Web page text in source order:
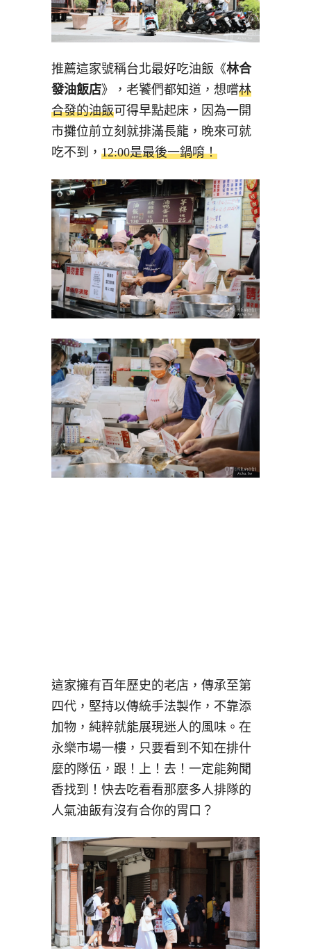
推薦這家號稱台北最好吃油飯《林合
發油飯店》，老饕們都知道，想嚐林
合發的油飯可得早點起床，因為一開
市攤位前立刻就排滿長龍，晚來可就
吃不到， 12:00是最後一鍋唷！
這家擁有百年歷史的老店，傳承至第
四代，堅持以傳統手法製作，不靠添
加物，純粹就能展現迷人的風味。在
永樂市場一樓，只要看到不知在排什
麼的隊伍，跟！上！去！一定能夠聞
香找到！快去吃看看那麼多人排隊的
人氣油飯有沒有合你的胃口？